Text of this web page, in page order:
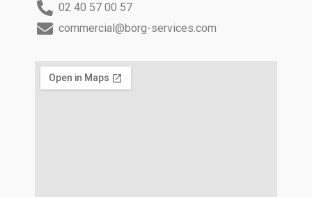
02 40 57 00 57
commercial@borg-services.com